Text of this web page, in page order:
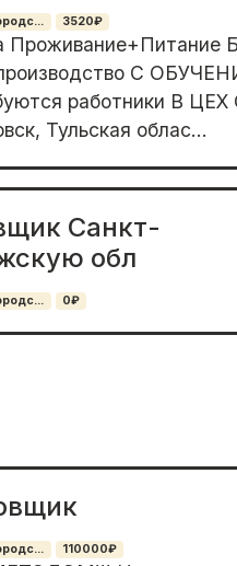
3520₽
Проживание+Питание
С
работники В
Тульская облас...
Санкт-
обл
0₽
110000₽